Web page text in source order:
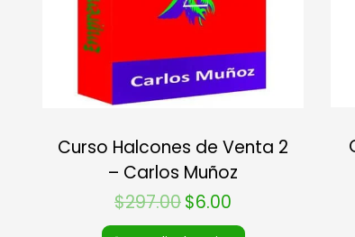
Curso Halcones de Venta 2
– Carlos Muñoz
$297.00$6.00